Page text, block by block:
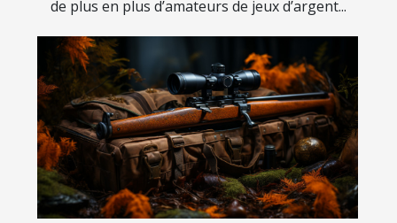
de plus en plus d’amateurs de jeux d’argent...